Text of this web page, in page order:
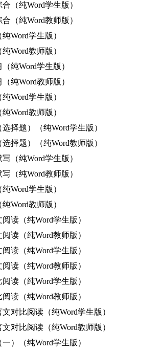
纯Word学生版）
纯Word教师版）
Word学生版）
Word教师版）
Word学生版）
Word教师版）
Word学生版）
Word教师版）
题）（纯Word学生版）
题）（纯Word教师版）
纯Word学生版）
纯Word教师版）
Word学生版）
Word教师版）
（纯Word学生版）
（纯Word教师版）
（纯Word学生版）
（纯Word教师版）
（纯Word学生版）
（纯Word教师版）
比阅读（纯Word学生版）
比阅读（纯Word教师版）
（纯Word学生版）